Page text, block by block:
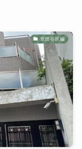
世田谷区編